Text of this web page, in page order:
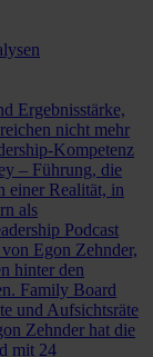
Ergebnisstärke,
nicht mehr
Kompetenz
– Führung, die
einer Realität, in
als
Podcast
Egon Zehnder,
hinter den
Family Board
und Aufsichtsräte
Zehnder hat die
mit 24